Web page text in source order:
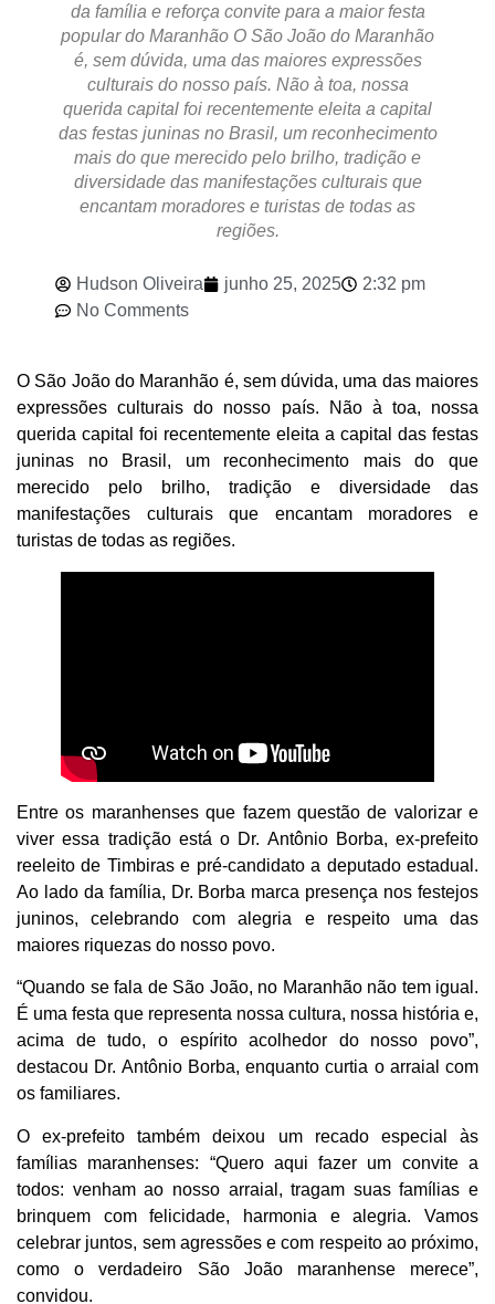
da família e reforça convite para a maior festa
popular do Maranhão O São João do Maranhão
é, sem dúvida, uma das maiores expressões
culturais do nosso país. Não à toa, nossa
querida capital foi recentemente eleita a capital
das festas juninas no Brasil, um reconhecimento
mais do que merecido pelo brilho, tradição e
diversidade das manifestações culturais que
encantam moradores e turistas de todas as
regiões.
Hudson Oliveira junho 25, 2025
2:32 pm
No Comments
O São João do Maranhão é, sem dúvida, uma das maiores
expressões culturais do nosso país. Não à toa, nossa
querida capital foi recentemente eleita a capital das festas
juninas no Brasil, um reconhecimento mais do que
merecido pelo brilho, tradição e diversidade das
manifestações culturais que encantam moradores e
turistas de todas as regiões.
Entre os maranhenses que fazem questão de valorizar e
viver essa tradição está o Dr. Antônio Borba, ex-prefeito
reeleito de Timbiras e pré-candidato a deputado estadual.
Ao lado da família, Dr. Borba marca presença nos festejos
juninos, celebrando com alegria e respeito uma das
maiores riquezas do nosso povo.
“Quando se fala de São João, no Maranhão não tem igual.
É uma festa que representa nossa cultura, nossa história e,
acima de tudo, o espírito acolhedor do nosso povo”,
destacou Dr. Antônio Borba, enquanto curtia o arraial com
os familiares.
O ex-prefeito também deixou um recado especial às
famílias maranhenses: “Quero aqui fazer um convite a
todos: venham ao nosso arraial, tragam suas famílias e
brinquem com felicidade, harmonia e alegria. Vamos
celebrar juntos, sem agressões e com respeito ao próximo,
como o verdadeiro São João maranhense merece”,
convidou.